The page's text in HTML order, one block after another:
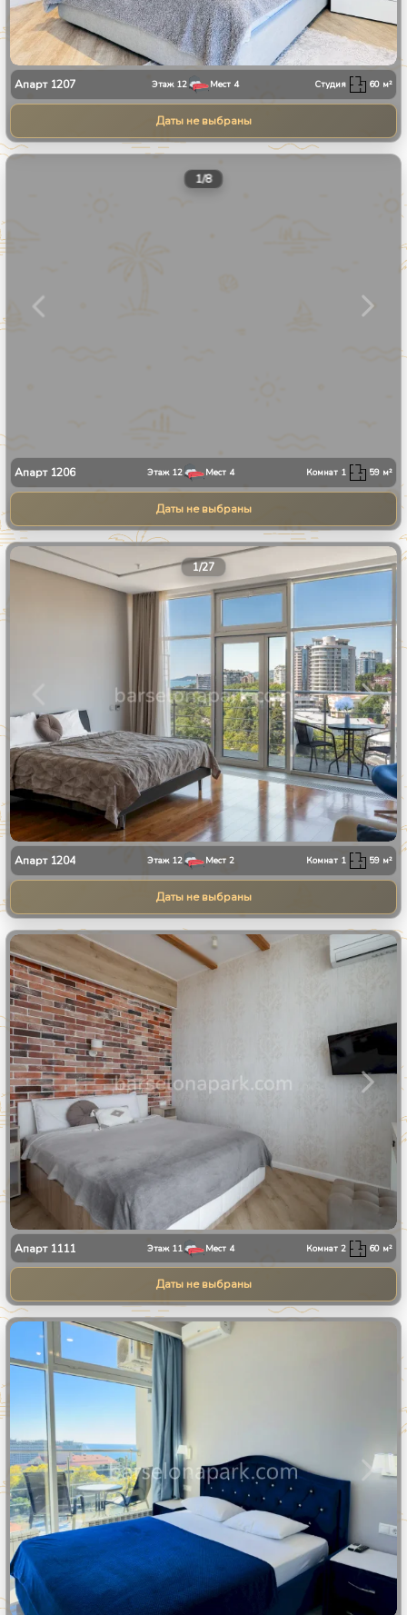
Апарт 1207 Этаж 12 Мест 4 Студия 60 м²
Даты не выбраны
1/8
Апарт 1206 Этаж 12 Мест 4 Комнат 1 59 м²
Даты не выбраны
1/27
Апарт 1204 Этаж 12 Мест 2 Комнат 1 59 м²
Даты не выбраны
1/24
Апарт 1111 Этаж 11 Мест 4 Комнат2 60 м²
Даты не выбраны
1/8